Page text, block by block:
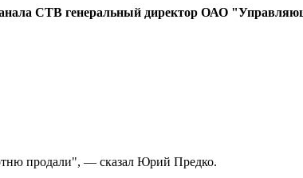
СТВ генеральный директор ОАО
продали", — сказал Юрий Предко.